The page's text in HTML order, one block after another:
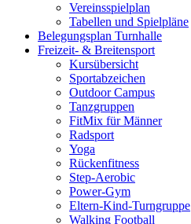
Vereinsspielplan
Tabellen und Spielpläne
Belegungsplan Turnhalle
Freizeit- & Breitensport
Kursübersicht
Sportabzeichen
Outdoor Campus
Tanzgruppen
FitMix für Männer
Radsport
Yoga
Rückenfitness
Step-Aerobic
Power-Gym
Eltern-Kind-Turngruppe
Walking Football